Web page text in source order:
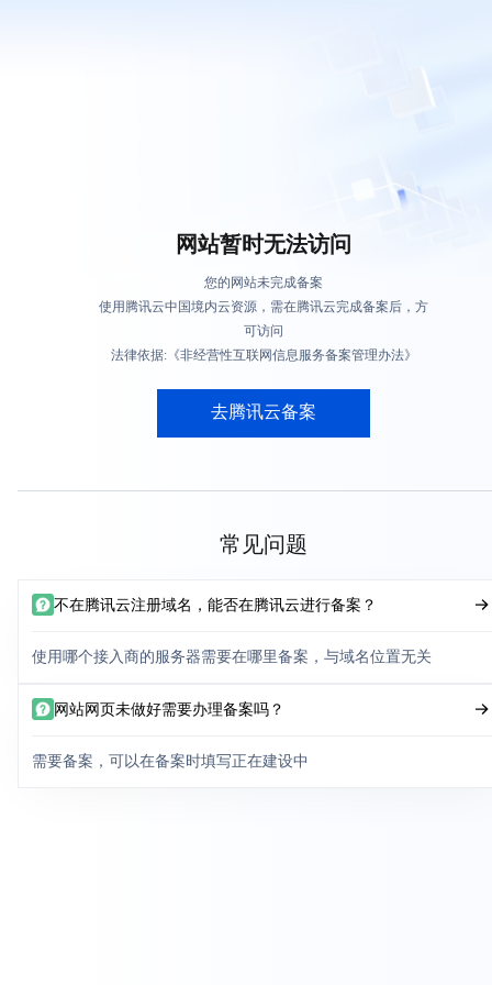
网站暂时无法访问
您的网站未完成备案
使用腾讯云中国境内云资源，需在腾讯云完成备案后，方
可访问
法律依据:《非经营性互联网信息服务备案管理办法》
去腾讯云备案
常见问题
不在腾讯云注册域名，能否在腾讯云进行备案？
使用哪个接入商的服务器需要在哪里备案，与域名位置无关
网站网页未做好需要办理备案吗？
需要备案，可以在备案时填写正在建设中